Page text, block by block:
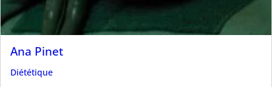
Ana Pinet
Diététique